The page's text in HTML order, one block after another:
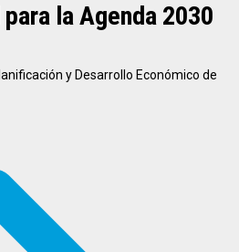
la Agenda 2030
y Desarrollo Económico de